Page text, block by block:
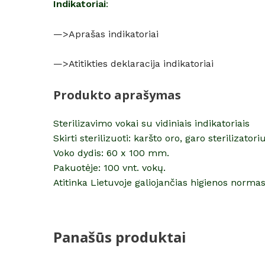
Indikatoriai:
—>Aprašas indikatoriai
—>Atitikties deklaracija indikatoriai
Produkto aprašymas
Sterilizavimo vokai su vidiniais indikatoriais
Skirti sterilizuoti: karšto oro, garo
Voko dydis: 60 x 100 mm.
Pakuotėje: 100 vnt. vokų.
Atitinka Lietuvoje galiojančias higienos
Panašūs produktai